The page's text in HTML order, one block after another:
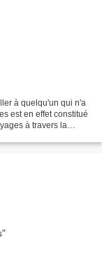
à quelqu'un qui n'a
est en effet constitué
à travers la